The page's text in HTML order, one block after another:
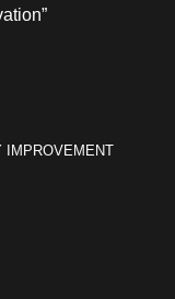
IMPROVEMENT